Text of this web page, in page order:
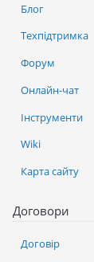
Блог
Техпідтримка
Форум
Онлайн-чат
Інструменти
Wiki
Карта сайту
Договори
Договір